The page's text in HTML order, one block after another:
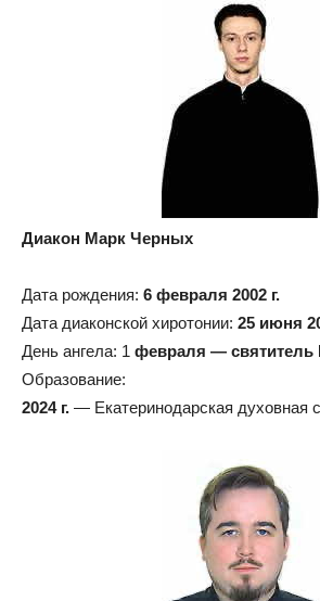
Диакон Марк Черных
Дата рождения: 6 февраля 2002 г.
Дата диаконской хиротонии: 25 июня
День ангела: 1 февраля — святитель
Образование:
2024 г. — Екатеринодарская духовная